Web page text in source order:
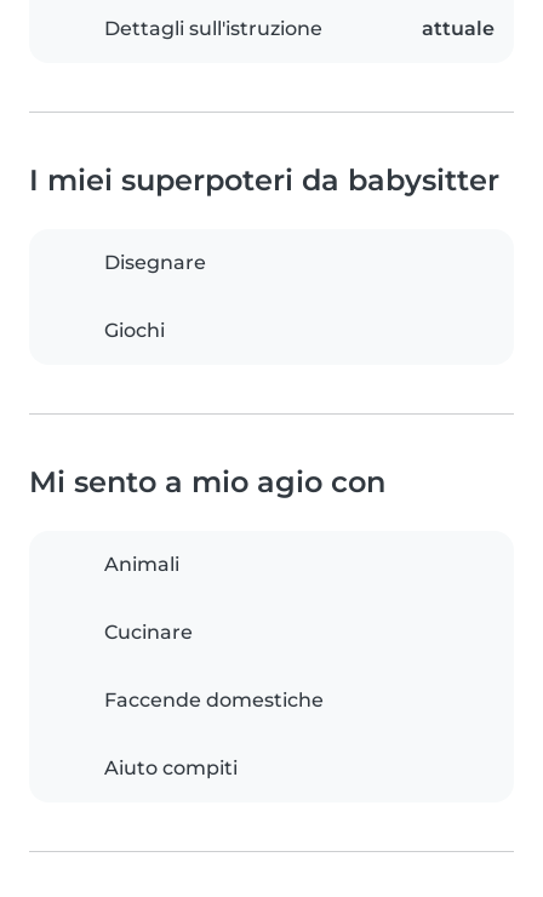
Dettagli sull'istruzione attuale
I miei superpoteri da babysitter
Disegnare
Giochi
Mi sento a mio agio con
Animali
Cucinare
Faccende domestiche
Aiuto compiti